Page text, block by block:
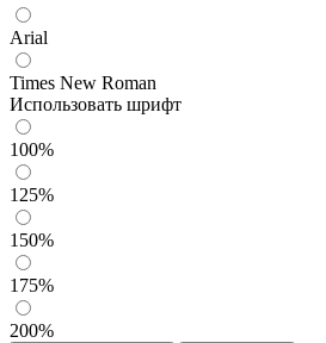
Arial
Times New Roman
Использовать шрифт
100%
125%
150%
175%
200%